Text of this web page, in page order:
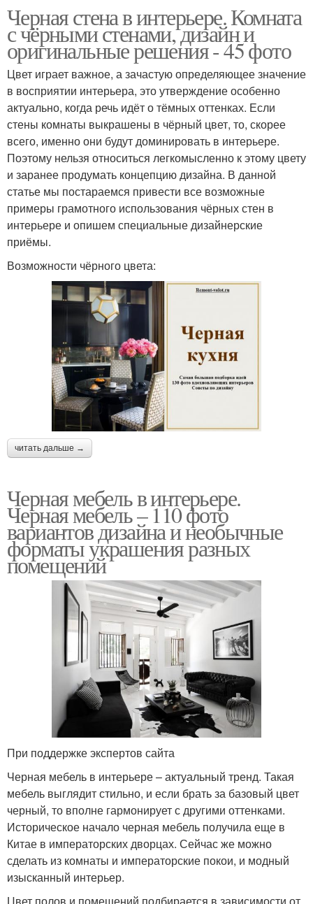
Черная стена в интерьере. Комната
с чёрными стенами, дизайн и
оригинальные решения - 45 фото
Цвет играет важное, а зачастую определяющее значение
в восприятии интерьера, это утверждение особенно
актуально, когда речь идёт о тёмных оттенках. Если
стены комнаты выкрашены в чёрный цвет, то, скорее
всего, именно они будут доминировать в интерьере.
Поэтому нельзя относиться легкомысленно к этому цвету
и заранее продумать концепцию дизайна. В данной
статье мы постараемся привести все возможные
примеры грамотного использования чёрных стен в
интерьере и опишем специальные дизайнерские
приёмы.
Возможности чёрного цвета:
читать дальше →
Черная мебель в интерьере.
Черная мебель – 110 фото
вариантов дизайна и необычные
форматы украшения разных
помещений
При поддержке экспертов сайта
Черная мебель в интерьере – актуальный тренд. Такая
мебель выглядит стильно, и если брать за базовый цвет
черный, то вполне гармонирует с другими оттенками.
Историческое начало черная мебель получила еще в
Китае в императорских дворцах. Сейчас же можно
сделать из комнаты и императорские покои, и модный
изысканный интерьер.
Цвет полов и помещений подбирается в зависимости от